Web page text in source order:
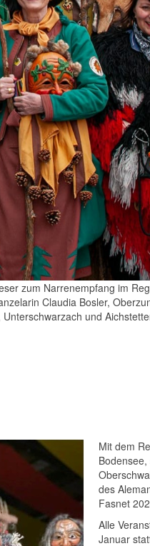
zum Narrenempfang im
Claudia Bosler,
und
Mit dem
des
Fasnet
Alle
Januar